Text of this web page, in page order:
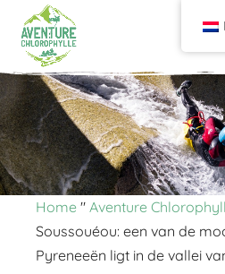
Home "Aventure
Soussouéou: een van de
Pyreneeën ligt in de vallei